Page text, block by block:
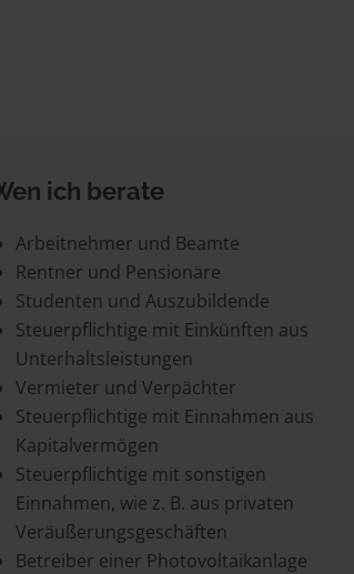
ich berate
Arbeitnehmer und Beamte
Rentner und Pensionäre
Studenten und Auszubildende
Steuerpflichtige mit Einkünften aus
Unterhaltsleistungen
Vermieter und Verpächter
Steuerpflichtige mit Einnahmen aus
Kapitalvermögen
Steuerpflichtige mit sonstigen
Einnahmen, wie z. B. aus privaten
Veräußerungsgeschäften
Betreiber einer Photovoltaikanlage